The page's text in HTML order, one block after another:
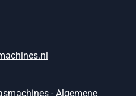
-Algemene